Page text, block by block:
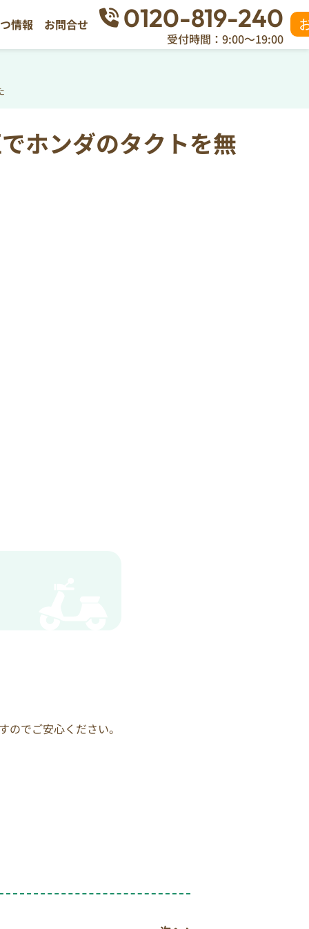
情報 お問合せ 0120-819-240
受付時間：9:00～19:00
ホンダのタクトを無
でご安心ください。